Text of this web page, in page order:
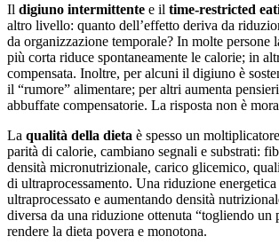
Il digiuno intermittente e il time-restricted
altro livello: quanto dell’effetto deriva da
da organizzazione temporale? In molte persone
più corta riduce spontaneamente le calorie; in
compensata. Inoltre, per alcuni il digiuno è
il “rumore” alimentare; per altri aumenta
abbuffate compensatorie. La risposta non è
La qualità della dieta è spesso un
parità di calorie, cambiano segnali e substrati:
densità micronutrizionale, carico glicemico,
di ultraprocessamento. Una riduzione
ultraprocessato e aumentando densità
diversa da una riduzione ottenuta “togliendo un
rendere la dieta povera e monotona.